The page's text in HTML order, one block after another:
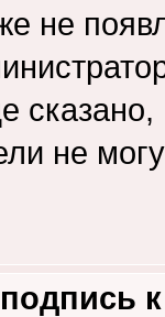
не
не